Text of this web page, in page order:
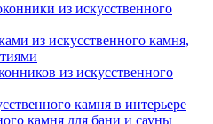
из искусственного
из искусственного камня,
из искусственного
камня в интерьере
камня для бани и сауны